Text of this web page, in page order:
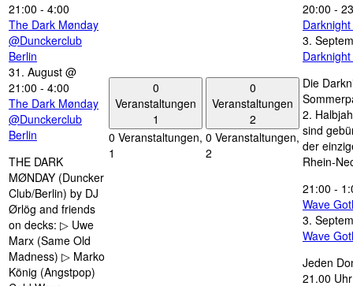
21:00 - 4:00
The Dark Mønday
@Dunckerclub
Berlin
31. August @
21:00 - 4:00
The Dark Mønday
@Dunckerclub
Berlin
THE DARK
MØNDAY (Duncker
Club/Berlin) by DJ
Ørlög and friends
on decks: ▷ Uwe
Marx (Same Old
Madness) ▷ Marko
König (Angstpop)
0
Veranstaltungen
1
0 Veranstaltungen,
1
0
Veranstaltungen
2
0 Veranstaltungen,
2
20:00 -
3.
Die
2.
sind
der
Rhein-
21:00 -
Wave
3.
Wave
Jeden
21.00